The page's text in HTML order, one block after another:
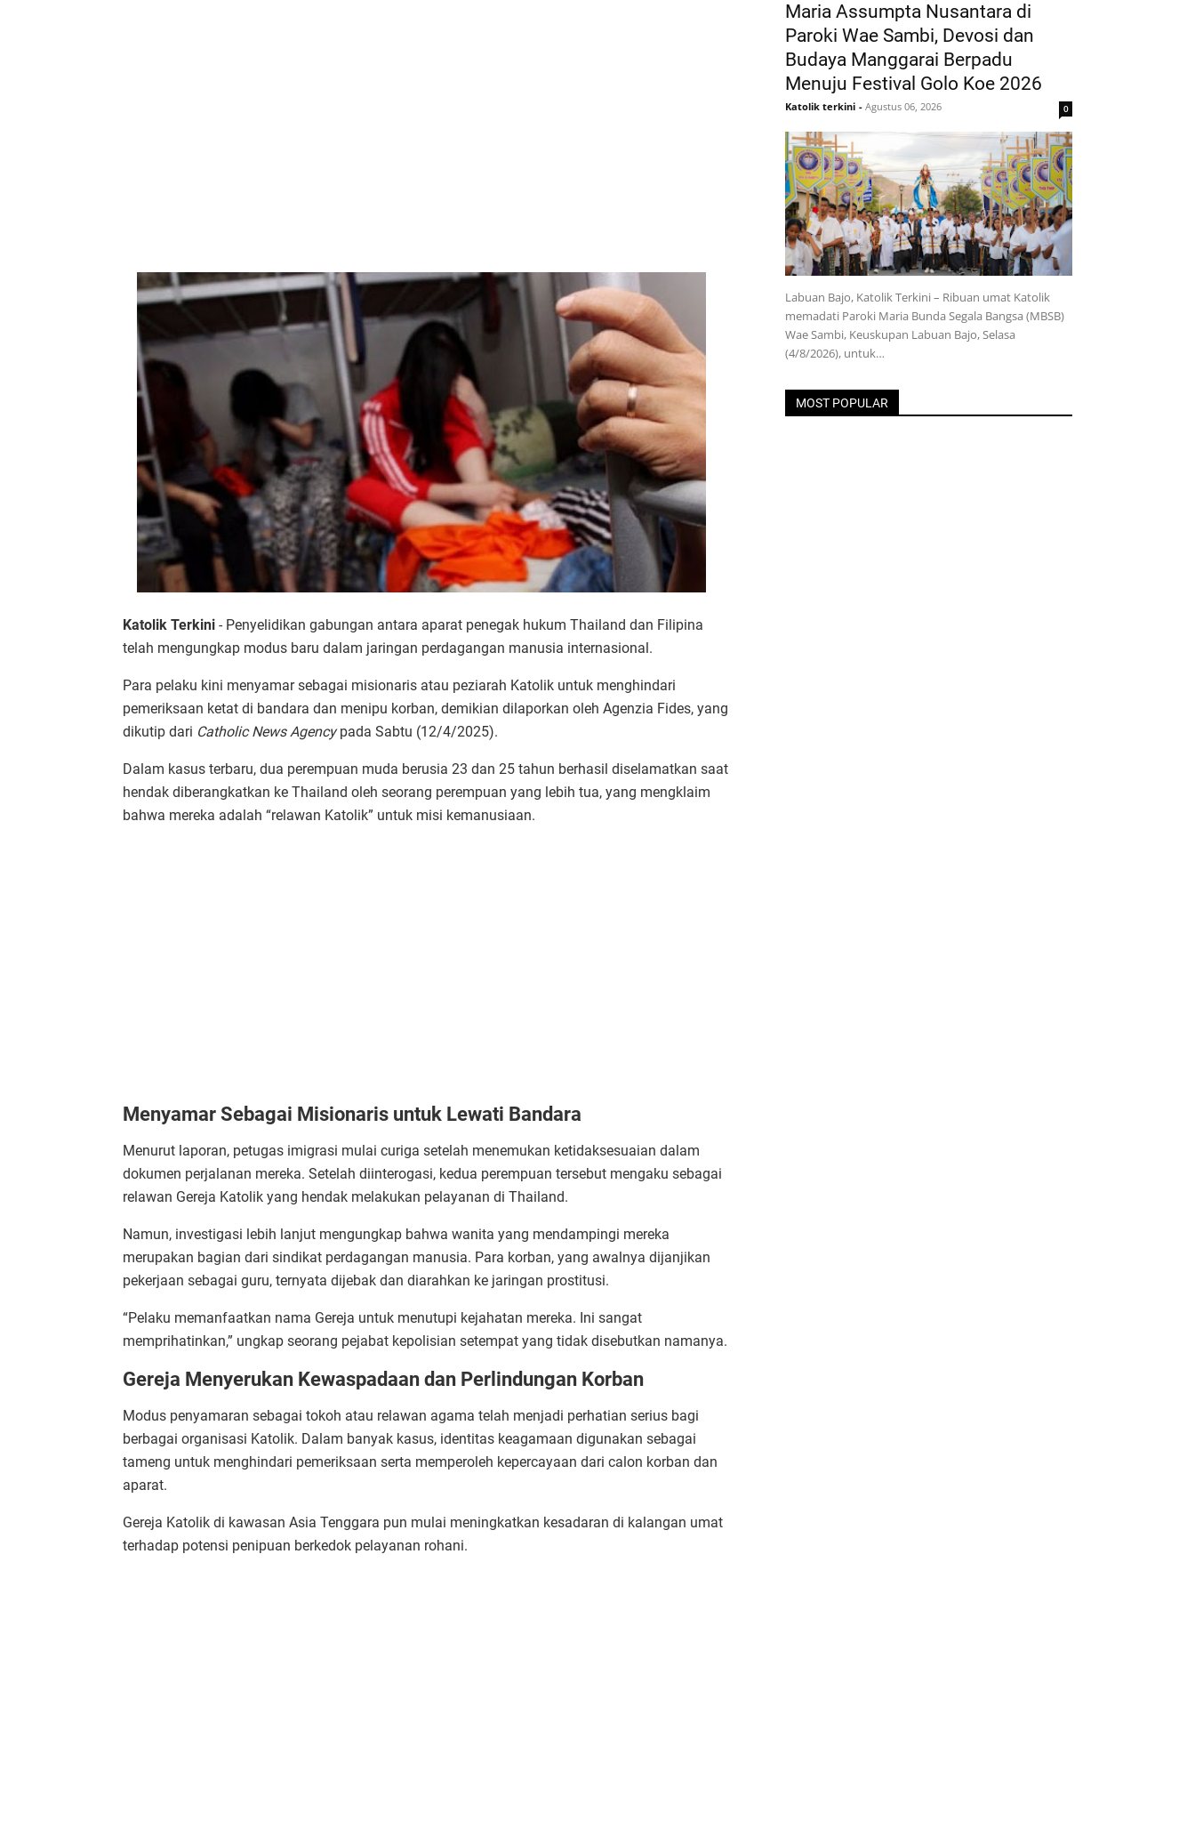
Katolik Terkini - Penyelidikan gabungan antara aparat penegak hukum Thailand dan Filipina
telah mengungkap modus baru dalam jaringan perdagangan manusia internasional.
Para pelaku kini menyamar sebagai misionaris atau peziarah Katolik untuk menghindari
pemeriksaan ketat di bandara dan menipu korban, demikian dilaporkan oleh Agenzia Fides, yang
dikutip dari Catholic News Agencypada Sabtu (12/4/2025).
Dalam kasus terbaru, dua perempuan muda berusia 23 dan 25 tahun berhasil diselamatkan saat
hendak diberangkatkan ke Thailand oleh seorang perempuan yang lebih tua, yang mengklaim
bahwa mereka adalah “relawan Katolik” untuk misi kemanusiaan.
Menyamar Sebagai Misionaris untuk Lewati Bandara
Menurut laporan, petugas imigrasi mulai curiga setelah menemukan ketidaksesuaian dalam
dokumen perjalanan mereka. Setelah diinterogasi, kedua perempuan tersebut mengaku sebagai
relawan Gereja Katolik yang hendak melakukan pelayanan di Thailand.
Namun, investigasi lebih lanjut mengungkap bahwa wanita yang mendampingi mereka
merupakan bagian dari sindikat perdagangan manusia. Para korban, yang awalnya dijanjikan
pekerjaan sebagai guru, ternyata dijebak dan diarahkan ke jaringan prostitusi.
“Pelaku memanfaatkan nama Gereja untuk menutupi kejahatan mereka. Ini sangat
memprihatinkan,” ungkap seorang pejabat kepolisian setempat yang tidak disebutkan namanya.
Gereja Menyerukan Kewaspadaan dan Perlindungan Korban
Modus penyamaran sebagai tokoh atau relawan agama telah menjadi perhatian serius bagi
berbagai organisasi Katolik. Dalam banyak kasus, identitas keagamaan digunakan sebagai
tameng untuk menghindari pemeriksaan serta memperoleh kepercayaan dari calon korban dan
aparat.
Gereja Katolik di kawasan Asia Tenggara pun mulai meningkatkan kesadaran di kalangan umat
terhadap potensi penipuan berkedok pelayanan rohani.
Maria Assumpta Nusantara di
Paroki Wae Sambi, Devosi dan
Budaya Manggarai Berpadu
Menuju Festival Golo Koe 2026
Katolik terkini - Agustus 06, 2026 0
Labuan Bajo, Katolik Terkini – Ribuan umat Katolik
memadati Paroki Maria Bunda Segala Bangsa (MBSB)
Wae Sambi, Keuskupan Labuan Bajo, Selasa
(4/8/2026), untuk…
MOST POPULAR